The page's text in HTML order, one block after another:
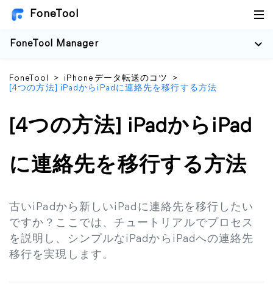
FoneTool
FoneTool Manager
FoneTool > iPhoneデータ転送のコツ
>
[4つの方法] iPadからiPadに連絡先を移行する方法
[4つの方法] iPadからiPad
に連絡先を移行する方法
古いiPadから新しいiPadに連絡先を移行したい
ですか？ここでは、チュートリアルでプロセス
を説明し、シンプルなiPadからiPadへの連絡先
移行を実現します。